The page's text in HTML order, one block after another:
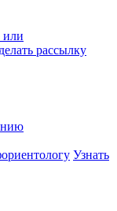
или
рассылку
Узнать